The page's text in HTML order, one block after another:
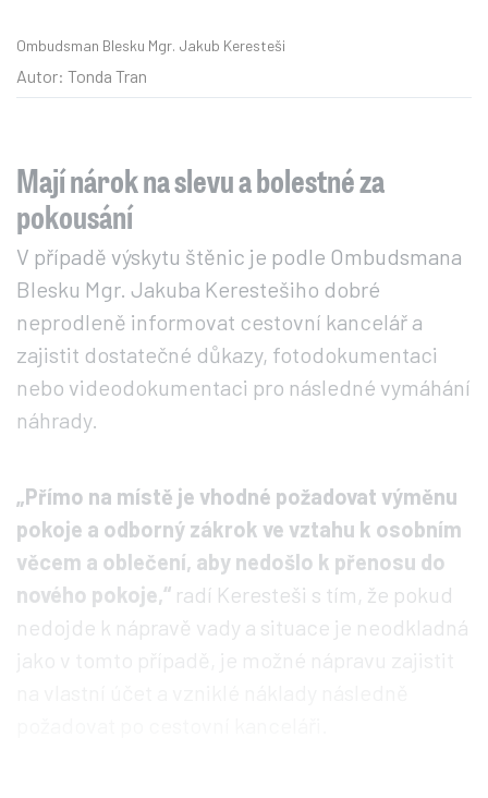
Ombudsman Blesku Mgr. Jakub Keresteši
Autor: Tonda Tran
Mají nárok na slevu a bolestné za
pokousání
V případě výskytu štěnic je podle Ombudsmana
Blesku Mgr. Jakuba Kerestešiho dobré
neprodleně informovat cestovní kancelář a
zajistit dostatečné důkazy, fotodokumentaci
nebo videodokumentaci pro následné vymáhání
náhrady.
„Přímo na místě je vhodné požadovat výměnu
pokoje a odborný zákrok ve vztahu k osobním
věcem a oblečení, aby nedošlo k přenosu do
nového pokoje,“ radí Keresteši s tím, že pokud
nedojde k nápravě vady a situace je neodkladná